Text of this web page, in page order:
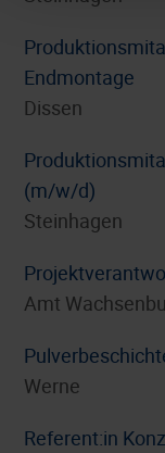
Endmontage
Dissen
(m/w/d)
Steinhagen
Amt
Werne
Referent:in